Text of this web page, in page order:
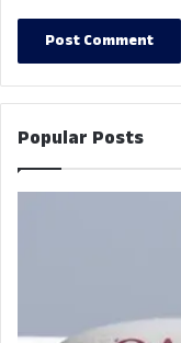
Popular Posts